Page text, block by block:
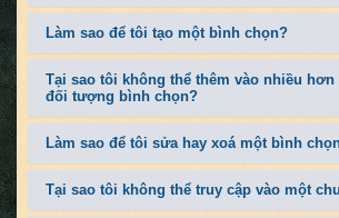
Làm sao để tôi tạo một bình chọn?
Tại sao tôi không thể thêm vào nhiều
đối tượng bình chọn?
Làm sao để tôi sửa hay xoá một bình
Tại sao tôi không thể truy cập vào một